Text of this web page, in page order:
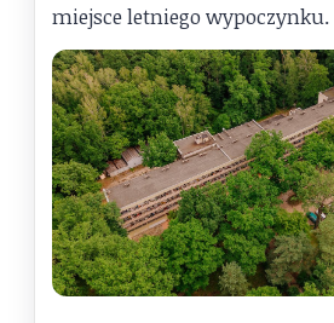
miejsce letniego wypoczynku.